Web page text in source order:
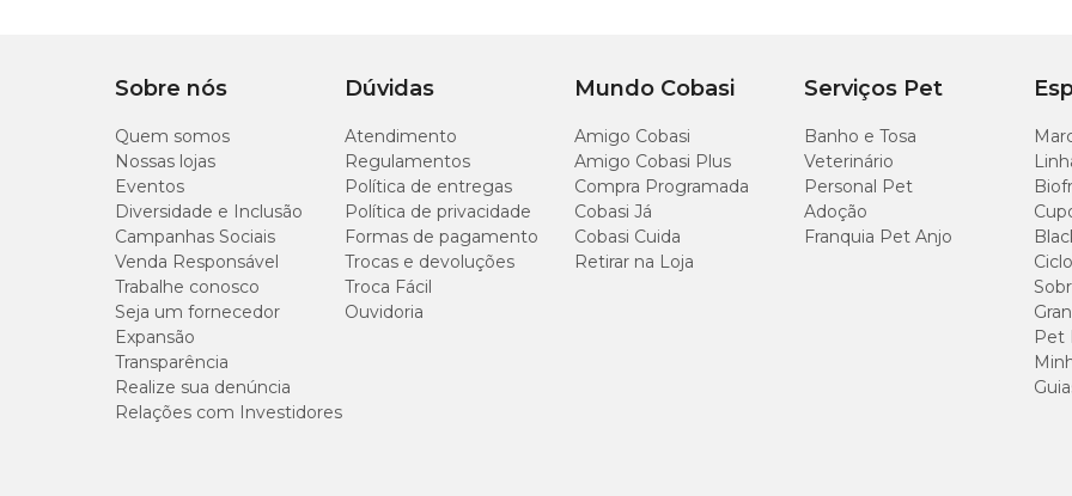
favorecer a digestão e o equilíbrio intestinal.
Quando associados a uma alimentação equilibrada e a uma rotina saudável, os petiscos naturais também podem
para o fortalecimento do sistema imunológico e o bem-estar geral do gato.
Petiscos cremosos
Ospetiscos cremosos para gatos, como o
, ganharam popularidade por causa da textura macia e do alto
aceitação pelos felinos.
É um petisco em formato de purê que pode ser oferecido diretamente no tubo, colocado sobre a ração ou usado
agrado durante momentos de interação com o gato.
Sobre nós
Quem somos
Nossas lojas
Eventos
Diversidade e Inclusão
Campanhas Sociais
Venda Responsável
Trabalhe conosco
Seja um fornecedor
Expansão
Transparência
Realize sua denúncia
Relações com Investidores
Dúvidas
Atendimento
Regulamentos
Política de entregas
Política de privacidade
Formas de pagamento
Trocas e devoluções
Troca Fácil
Ouvidoria
Mundo Cobasi
Amigo Cobasi
Amigo Cobasi Plus
Compra Programada
Cobasi Já
Cobasi Cuida
Retirar na Loja
Serviços Pet
Banho e Tosa
Veterinário
Personal Pet
Adoção
Franquia Pet Anjo
Pet